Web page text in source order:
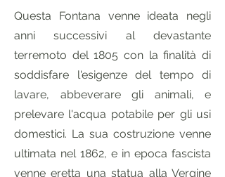
Questa Fontana venne ideata negli
anni successivi al devastante
terremoto del 1805 con la finalità di
soddisfare l'esigenze del tempo di
lavare, abbeverare gli animali, e
prelevare l'acqua potabile per gli usi
domestici. La sua costruzione venne
ultimata nel 1862, e in epoca fascista
venne eretta una statua alla Vergine